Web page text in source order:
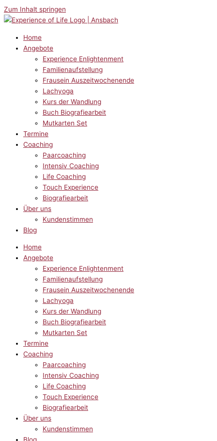
Zum Inhalt springen
Home
Angebote
Experience Enlightenment
Familienaufstellung
Frausein Auszeitwochenende
Lachyoga
Kurs der Wandlung
Buch Biografiearbeit
Mutkarten Set
Termine
Coaching
Paarcoaching
Intensiv Coaching
Life Coaching
Touch Experience
Biografiearbeit
Über uns
Kundenstimmen
Blog
Home
Angebote
Experience Enlightenment
Familienaufstellung
Frausein Auszeitwochenende
Lachyoga
Kurs der Wandlung
Buch Biografiearbeit
Mutkarten Set
Termine
Coaching
Paarcoaching
Intensiv Coaching
Life Coaching
Touch Experience
Biografiearbeit
Über uns
Kundenstimmen